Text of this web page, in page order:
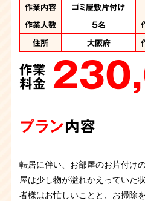
作業内容 ゴミ屋敷片付け
作業人数
5名
住所
大阪府
作業
料金
プラン内容
転居に伴い、お部屋のお片付け
屋は少し物が溢れかえっていた
者様はお忙しいことと、お掃除
作業内容 ゴミ屋敷片付け
作業人数
6名
住所
大阪府
作業
プラン内容
ゴミ屋敷の清掃のご依頼を頂き
作業内容 ゴミ屋敷片付け
作業人数
5名
住所
大阪
作業
料金
プラン内容
お引越しに伴ってお部屋の片付
場へ駆けつけると大量の不用品
作業内容 ゴミ屋敷片付け
作業人数
4名
住所
大阪府
料金
プラン 内容
建物解体に伴い一軒家まるごと
作業内容 ゴミ屋敷片付け
作業人数
5名
住所
大阪
作業
料金
プラン内容
物件のオーナー様からゴミ屋敷
したアパートを取り壊すため、
発覚。このままでは工事を進め
作業内容 ゴミ屋敷片付け
作業人数
3名
住所
大阪
作業
料金
プラン内容
２０代女性からゴミ屋敷清掃の
したようで、部屋にはゴミの他
落ちています。衛生が悪い状態
作業内容 ゴミ屋敷片付け
作業人数
3名
住所
大阪府
作業
プラン内容
お客様から住んでいるお部屋が
作業内容 ゴミ屋敷片付け
作業人数
７名
住所
大阪府
作業
料金
プラン内容
強制退去に伴い、お部屋の片付
飲まれていたのかそこら中にお
れていました。お部屋もお風呂
作業内容 ゴミ屋敷片付け
作業人数
4名
住所
大阪
作業
料金
プラン内容
ゴミ屋敷清掃のご依頼です。仕
なく、気が付くとゴミで溢れて
お客様お立会いのもと一緒に片
作業内容 汚部屋片付け
作業人数
6名
住所
大阪
作業
料金
プラン内容
ワンルームの汚部屋片付けのご
ゴミや不用品が混じりあってい
です。ライターや吸い殻の他も